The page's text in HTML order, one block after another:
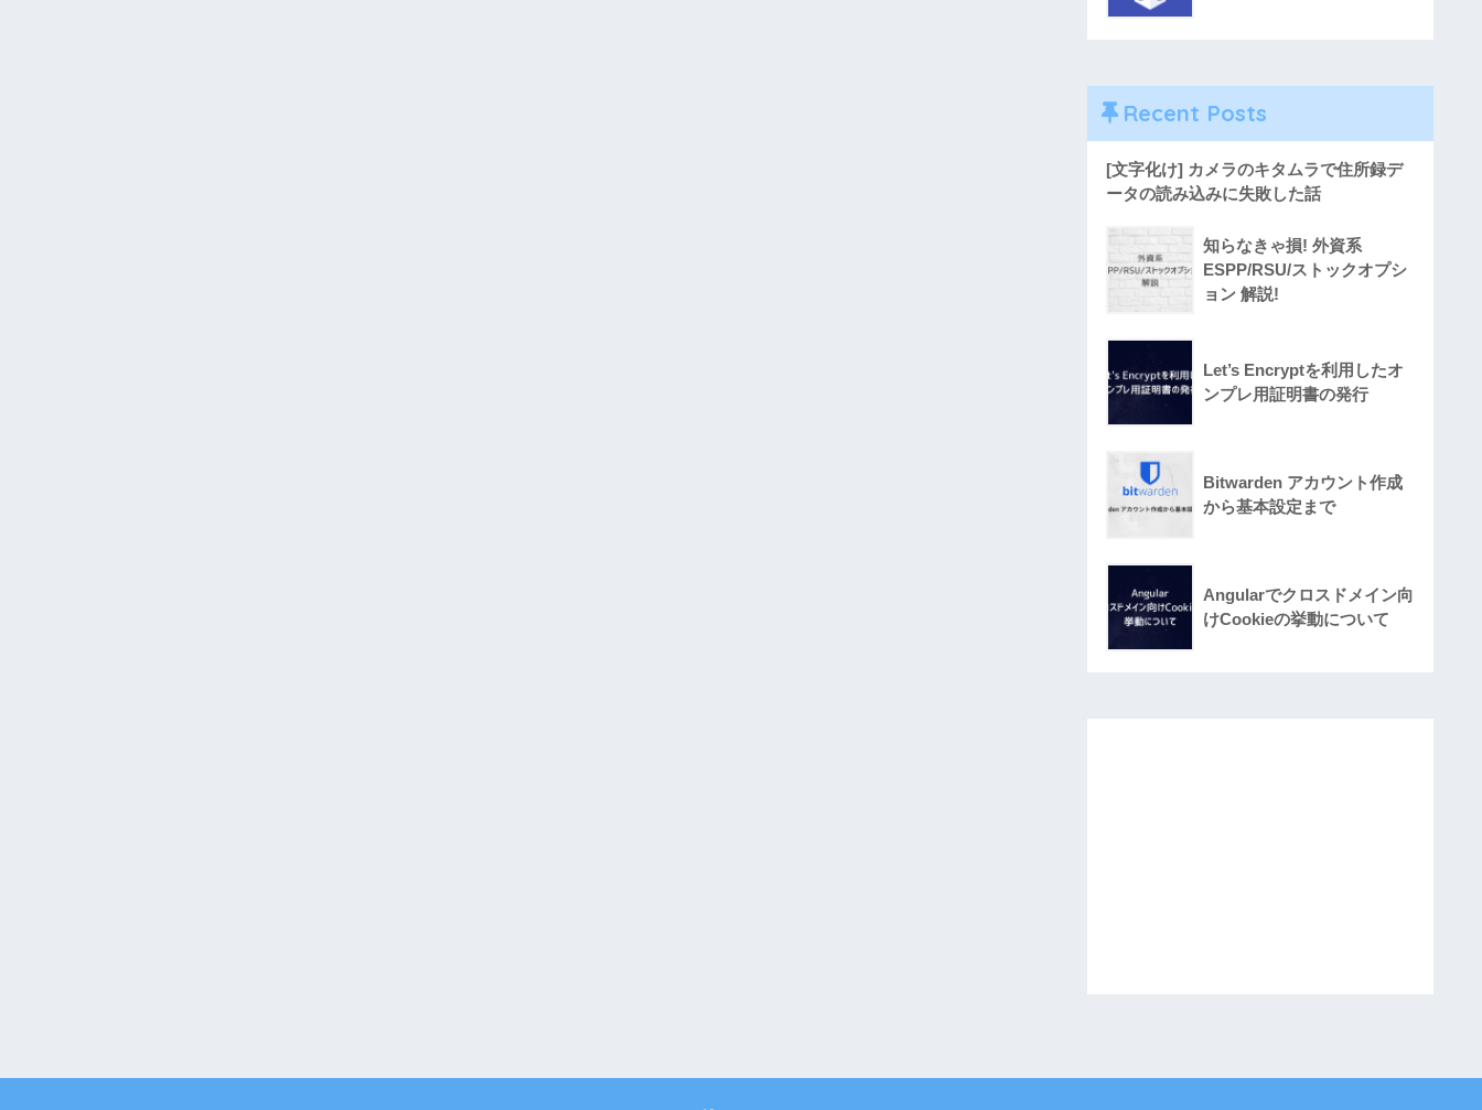
Recent Posts
[文字化け] カメラのキタムラで住所録デ
ータの読み込みに失敗した話
知らなきゃ損! 外資系
ESPP/RSU/ストックオプシ
ョン 解説!
Let’s Encryptを利用したオ
ンプレ用証明書の発行
Bitwarden アカウント作成
から基本設定まで
Angularでクロスドメイン向
けCookieの挙動について